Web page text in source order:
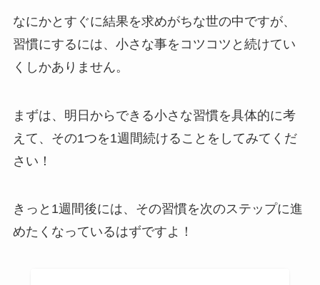
なにかとすぐに結果を求めがちな世の中ですが、
習慣にするには、小さな事をコツコツと続けてい
くしかありません。
まずは、明日からできる小さな習慣を具体的に考
えて、その1つを1週間続けることをしてみてくだ
さい！
きっと1週間後には、その習慣を次のステップに進
めたくなっているはずですよ！